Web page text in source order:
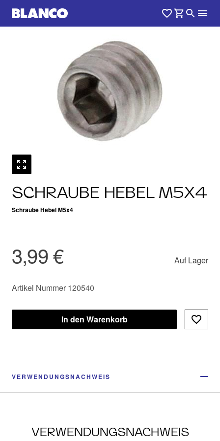
SCHRAUBE HEBEL M5X4
Schraube Hebel M5x4
3,99 € Auf Lager
Artikel Nummer 120540
In den Warenkorb
VERWENDUNGSNACHWEIS
VERWENDUNGSNACHWEIS